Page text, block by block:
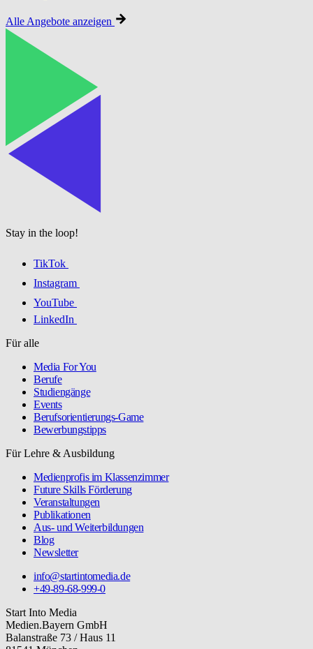
Alle Angebote anzeigen
Stay in the loop!
TikTok
Instagram
YouTube
LinkedIn
Für alle
Media For You
Berufe
Studiengänge
Events
Berufsorientierungs-Game
Bewerbungstipps
Für Lehre & Ausbildung
Medienprofis im Klassenzimmer
Future Skills Förderung
Veranstaltungen
Publikationen
Aus- und Weiterbildungen
Blog
Newsletter
info@startintomedia.de
+49-89-68-999-0
Start Into Media
Medien.Bayern GmbH
Balanstraße 73 / Haus 11